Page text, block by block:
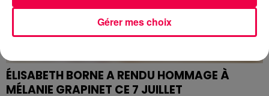
ÉLISABETH BORNE A RENDU HOMMAGE À
MÉLANIE GRAPINET CE 7 JUILLET
Gérer mes choix